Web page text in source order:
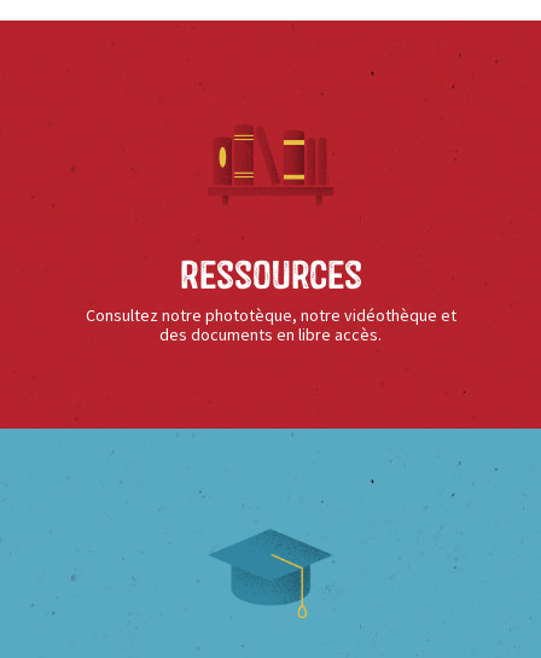
Ressources
Consultez notre phototèque, notre vidéothèque et
des documents en libre accès.